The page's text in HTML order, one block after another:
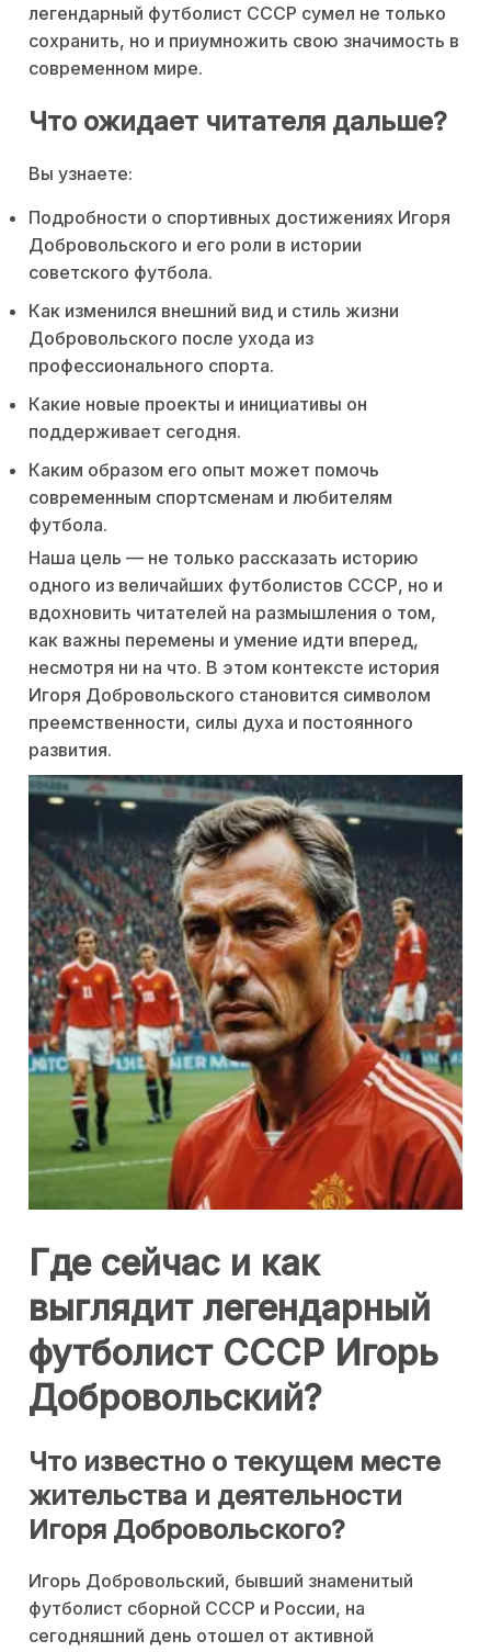
легендарный футболист СССР сумел не только
сохранить, но и приумножить свою значимость в
современном мире.
Что ожидает читателя дальше?
Вы узнаете:
Подробности о спортивных достижениях Игоря
Добровольского и его роли в истории
советского футбола.
Как изменился внешний вид и стиль жизни
Добровольского после ухода из
профессионального спорта.
Какие новые проекты и инициативы он
поддерживает сегодня.
Каким образом его опыт может помочь
современным спортсменам и любителям
футбола.
Наша цель — не только рассказать историю
одного из величайших футболистов СССР, но и
вдохновить читателей на размышления о том,
как важны перемены и умение идти вперед,
несмотря ни на что. В этом контексте история
Игоря Добровольского становится символом
преемственности, силы духа и постоянного
развития.
Где сейчас и как
выглядит легендарный
футболист СССР Игорь
Добровольский?
Что известно о текущем месте
жительства и деятельности
Игоря Добровольского?
Игорь Добровольский, бывший знаменитый
футболист сборной СССР и России, на
сегодняшний день отошел от активной